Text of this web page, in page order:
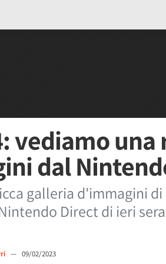
vediamo una
dal
galleria d'immagini
Direct di ieri
— 09/02/2023